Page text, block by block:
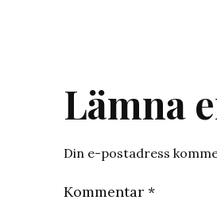
Lämna
Din e-postadress
Kommentar *